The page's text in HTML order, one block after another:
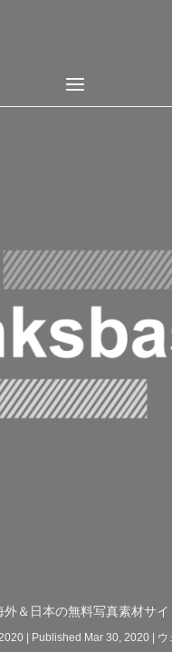
外＆日本の無料写真素材サイ
| Published Mar 30, 2020| ウ